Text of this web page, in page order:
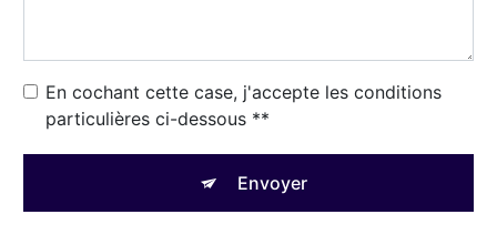
En cochant cette case, j'accepte les conditions
particulières ci-dessous **
Envoyer